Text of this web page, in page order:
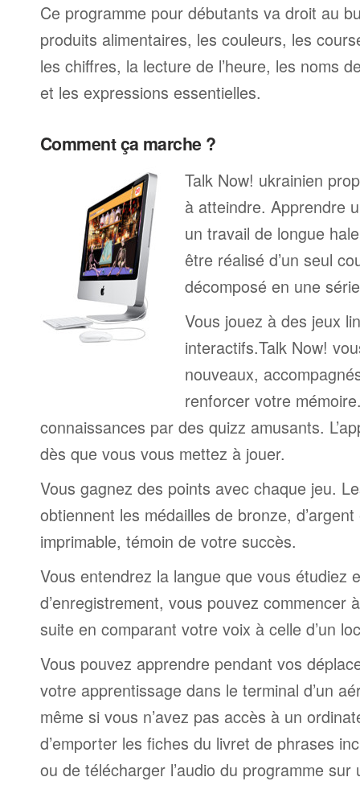
Ce programme pour débutants va droit au
produits alimentaires, les couleurs, les
les chiffres, la lecture de l’heure, les noms
et les expressions essentielles.
Comment ça marche ?
Talk Now! ukrainien
à atteindre. Apprendre
un travail de longue
être réalisé d’un seul
décomposé en une
Vous jouez à des jeux
interactifs.Talk Now!
nouveaux,
renforcer votre
connaissances par des quizz amusants.
dès que vous vous mettez à jouer.
Vous gagnez des points avec chaque jeu.
obtiennent les médailles de bronze,
imprimable, témoin de votre succès.
Vous entendrez la langue que vous étudiez
d’enregistrement, vous pouvez commencer
suite en comparant votre voix à celle d’un
Vous pouvez apprendre pendant vos
votre apprentissage dans le terminal d’un
même si vous n’avez pas accès à un
d’emporter les fiches du livret de phrases
ou de télécharger l’audio du programme sur